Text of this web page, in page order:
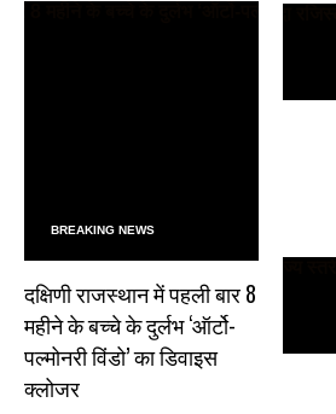
BREAKING NEWS
दक्षिणी राजस्थान में पहली बार 8
महीने के बच्चे के दुर्लभ ‘ऑर्टो-
पल्मोनरी विंडो’ का डिवाइस
क्लोजर